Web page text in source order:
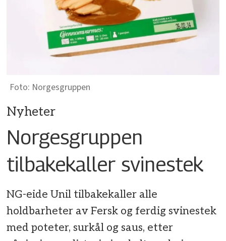
Norgesgruppen
Nyheter
Norgesgruppen
tilbakekaller svinestek
NG-eide Unil tilbakekaller alle
holdbarheter av Fersk og ferdig svinestek
med poteter, surkål og saus, etter